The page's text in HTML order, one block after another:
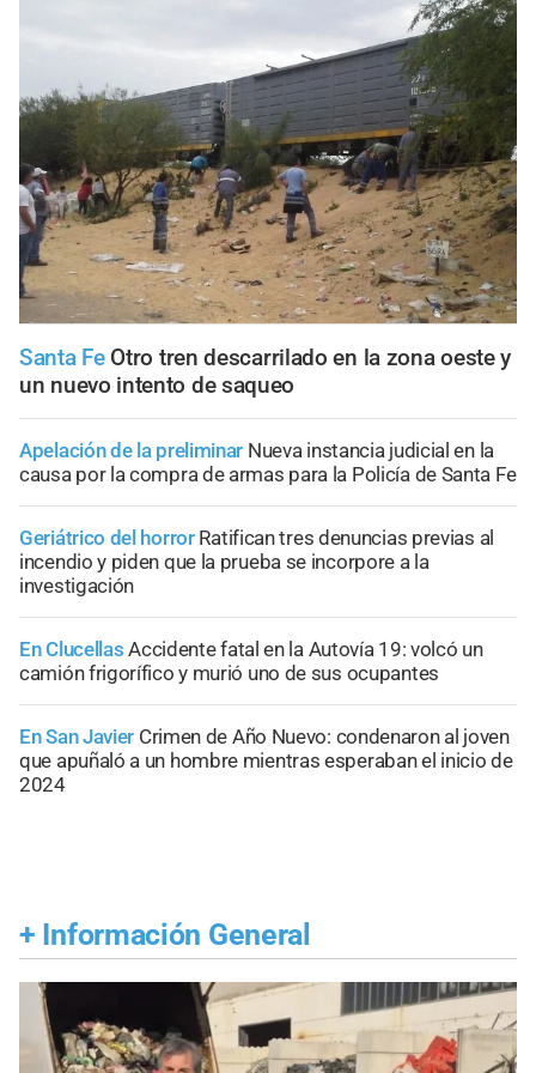
Santa Fe Otro tren descarrilado en la zona oeste y
un nuevo intento de saqueo
Apelación de la preliminar Nueva instancia judicial en la
causa por la compra de armas para la Policía de Santa Fe
Geriátrico del horror Ratifican tres denuncias previas al
incendio y piden que la prueba se incorpore a la
investigación
En Clucellas Accidente fatal en la Autovía 19: volcó un
camión frigorífico y murió uno de sus ocupantes
En San Javier Crimen de Año Nuevo: condenaron al joven
que apuñaló a un hombre mientras esperaban el inicio de
2024
+ Información General